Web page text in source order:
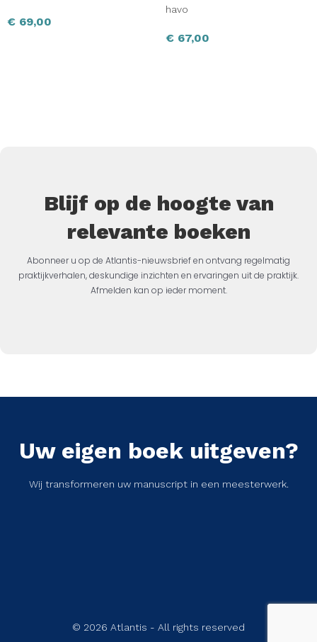
€ 69,00
havo
€ 67,00
Blijf op de hoogte van
relevante boeken
Abonneer u op de Atlantis-nieuwsbrief en ontvang regelmatig
praktijkverhalen, deskundige inzichten en ervaringen uit de praktijk.
Afmelden kan op ieder moment.
Uw eigen boek uitgeven?
Wij transformeren uw manuscript in een meesterwerk.
© 2026 Atlantis - All rights reserved